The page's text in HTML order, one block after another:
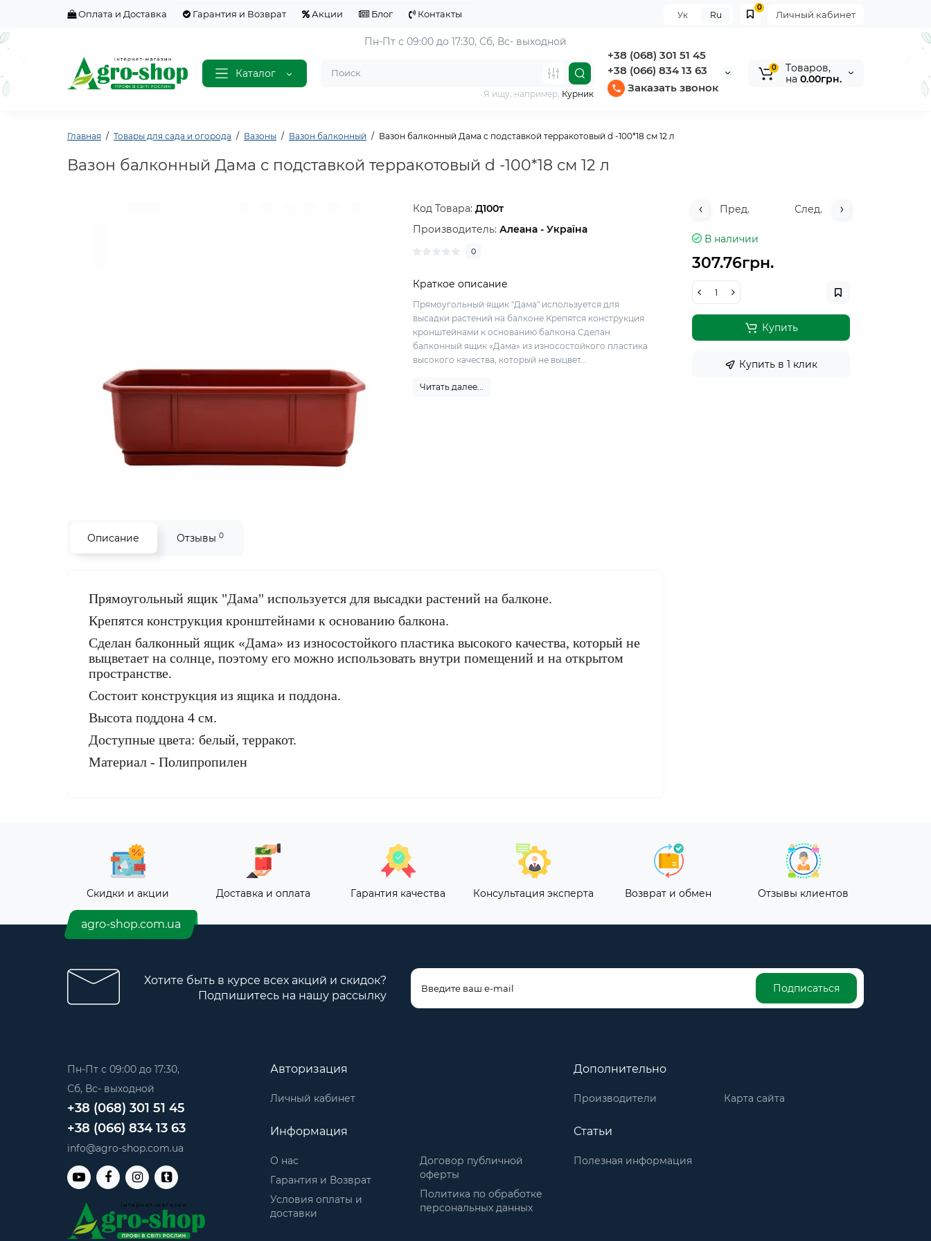
Оплата и Доставка Гарантия и Возврат Акции Блог Контакты Личный кабинет
0
Ук Ru
Каталог
Пн-Пт с 09:00 до 17:30, Сб, Вс- выходной
+38 (068) 301 51 45
+38 (066) 834 13 63
Заказать звонок
Я ищу, например, Курник
0
Tоваров,
на 0.00грн.
Главная Товары для сада и огорода Вазоны Вазон балконный Вазон балконный Дама с подставкой терракотовый d -100*18 см 12 л
Вазон балконный Дама с подставкой терракотовый d -100*18 см 12 л
Код Товара:Д100т
Производитель:Алеана - Україна
0
Краткое описание
Прямоугольный ящик "Дама" используется для
высадки растений на балконе.Крепятся конструкция
кронштейнами к основанию балкона.Сделан
балконный ящик «Дама» из износостойкого пластика
высокого качества, который не выцвет...
Читать далее...
Пред. След.
В наличии
307.76грн.
Купить
Купить в 1 клик
Описание Отзывы 0
Прямоугольный ящик "Дама" используется для высадки растений на балконе.
Крепятся конструкция кронштейнами к основанию балкона.
Сделан балконный ящик «Дама» из износостойкого пластика высокого качества, который не
выцветает на солнце, поэтому его можно использовать внутри помещений и на открытом
пространстве.
Состоит конструкция из ящика и поддона.
Высота поддона 4 см.
Доступные цвета: белый, терракот.
Материал - Полипропилен
Скидки и акции Доставка и оплата Гарантия качества Консультация эксперта Возврат и обмен Отзывы клиентов
agro-shop.com.ua
Хотите быть в курсе всех акций и скидок?
Подпишитесь на нашу рассылку
Подписаться
Пн-Пт с 09:00 до 17:30,
Сб, Вс- выходной
+38 (068) 301 51 45
+38 (066) 834 13 63
info@agro-shop.com.ua
Авторизация
Личный кабинет
Дополнительно
Производители Карта сайта
Информация
О нас
Гарантия и Возврат
Условия оплаты и
доставки
Договор публичной
оферты
Политика по обработке
персональных данных
Статьи
Полезная информация